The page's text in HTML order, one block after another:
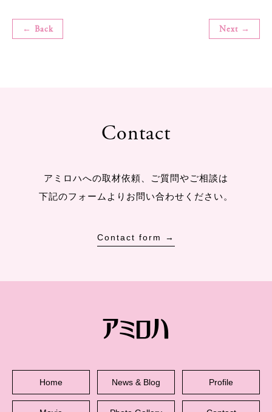
← Back Next →
Contact
アミロハへの取材依頼、ご質問やご相談は
下記のフォームよりお問い合わせください。
Contact form →
Home News & Blog Profile